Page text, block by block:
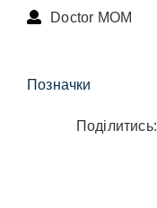
Doctor MOM
Позначки
Поділитись: